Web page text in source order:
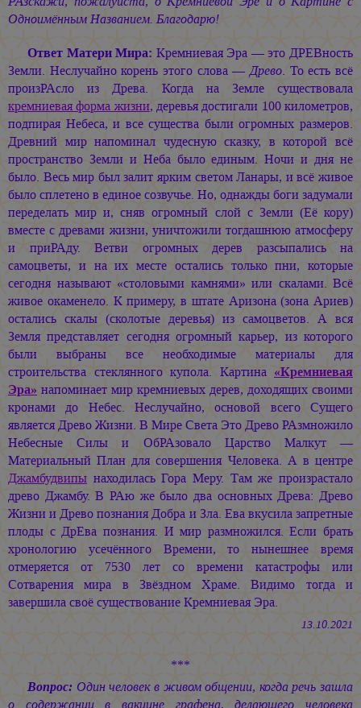
Одноимённым Названием. Благодарю!
Ответ Матери Мира: Кремниевая Эра — это ДРЕВность
Земли. Неслучайно корень этого слова —Древо. То есть всё
произРАсло из Древа. Когда на Земле существовала
кремниевая форма жизни, деревья достигали 100 километров,
подпирая Небеса, и все существа были огромных размеров.
Древний мир напоминал чудесную сказку, в которой всё
пространство Земли и Неба было единым. Ночи и дня не
было. Весь мир был залит ярким светом Ланары, и всё живое
было сплетено в единое созвучье. Но, однажды боги задумали
переделать мир и, сняв огромный слой с Земли (Её кору)
вместе с древами жизни, уничтожили тогдашнюю атмосферу
и приРАду. Ветви огромных дерев разсыпались на
самоцветы, и на их месте остались только пни, которые
сегодня называют «столовыми камнями» или скалами. Всё
живое окаменело. К примеру, в штате Аризона (зона Ариев)
остались скалы (сколотые деревья) из самоцветов. А вся
Земля представляет сегодня огромный карьер, из которого
были выбраны все необходимые материалы для
строительства стеклянного купола. Картина «Кремниевая
Эра» напоминает мир кремниевых дерев, доходящих своими
кронами до Небес. Неслучайно, основой всего Сущего
является Древо Жизни. В Мире Света Это Древо РАзмножило
Небесные Силы и ОбРАзовало Царство Малкут —
Материальный План для совершения Человека. А в центре
Джамбудвипы находилась Гора Меру. Там же произрастало
древо Джамбу. В РАю же было два основных Древа: Древо
Жизни и Древо познания Добра и Зла. Ева вкусила запретные
плоды с ДрЕва познания. И мир размножился. Если брать
хронологию усечённого Времени, то нынешнее время
отмеряется от 7530 лет со времени катастрофы или
Сотварения мира в Звёздном Храме. Видимо тогда и
завершила своё существование Кремниевая Эра.
13.10.2021
***
Вопрос: Один человек в живом общении, когда речь зашла
о содержании в вакцине графена, делающего человека